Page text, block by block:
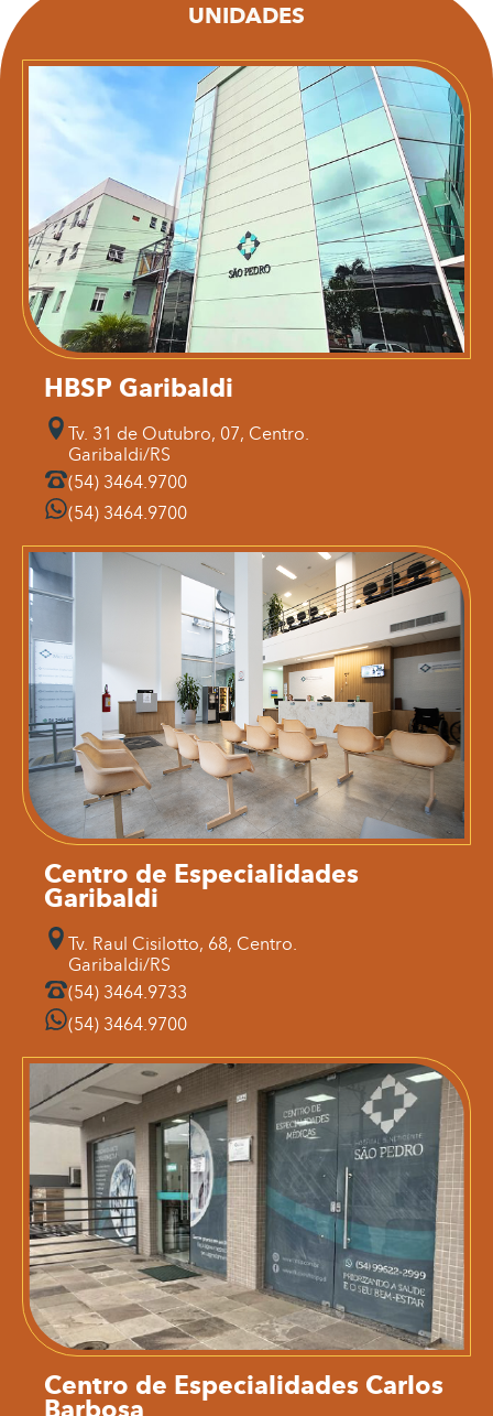
UNIDADES
HBSP Garibaldi
Tv. 31 de Outubro, 07, Centro.
Garibaldi/RS
(54) 3464.9700
(54) 3464.9700
Centro de Especialidades
Garibaldi
Tv. Raul Cisilotto, 68, Centro.
Garibaldi/RS
(54) 3464.9733
(54) 3464.9700
Centro de Especialidades Carlos
Barbosa